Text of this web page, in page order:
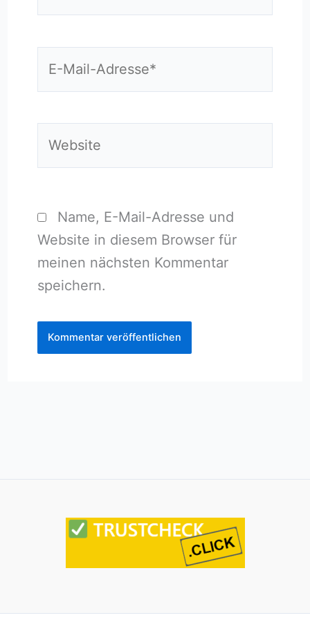
Name, E-Mail-Adresse und
Website in diesem Browser für
meinen nächsten Kommentar
speichern.